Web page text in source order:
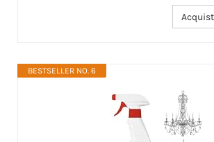
BESTSELLER NO. 6